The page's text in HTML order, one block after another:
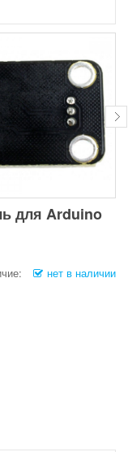
для Arduino
нет в наличии